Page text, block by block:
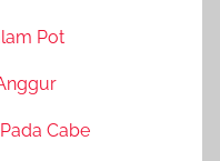
Pot
Cabe